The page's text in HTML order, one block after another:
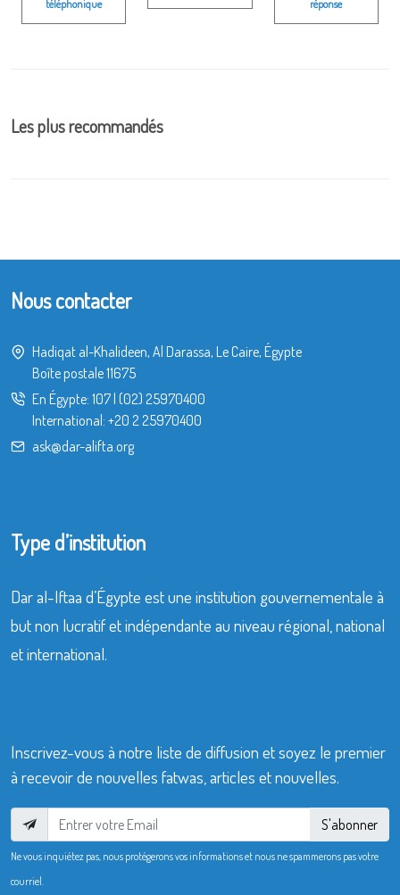
téléphonique
réponse
Les plus recommandés
Nous contacter
Hadiqat al-Khalideen, Al Darassa, Le Caire, Égypte
Boîte postale 11675
En Égypte: 107| (02) 25970400
International: +20 2 25970400
ask@dar-alifta.org
Type d’institution
Dar al-Iftaa d’Égypte est une institution gouvernementale à
but non lucratif et indépendante au niveau régional, national
et international.
Inscrivez-vous à notre liste de diffusion et soyez le premier
à recevoir de nouvelles fatwas, articles et nouvelles.
S'abonner
Ne vous inquiétez pas, nous protégerons vos informations et nous ne spammerons pas votre
courriel.